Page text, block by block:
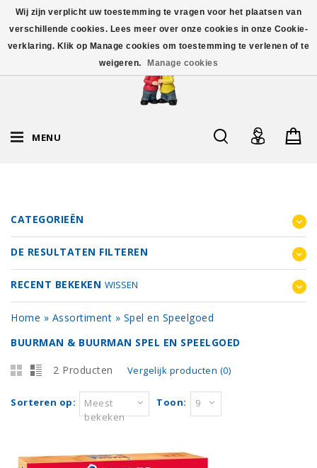
MENU
CATEGORIEËN
DE RESULTATEN FILTEREN
RECENT BEKEKEN WISSEN
Home » Assortiment » Spel en Speelgoed
BUURMAN & BUURMAN SPEL EN SPEELGOED
2 Producten Vergelijk producten (0)
Sorteren op:
Meest
bekeken
Toon: 9
Wij zijn verplicht uw toestemming te vragen voor het plaatsen van
verschillende cookies. Lees meer over onze cookies in onze Cookie-
verklaring. Klik op Manage cookies om toestemming te verlenen of te
weigeren.
Manage cookies